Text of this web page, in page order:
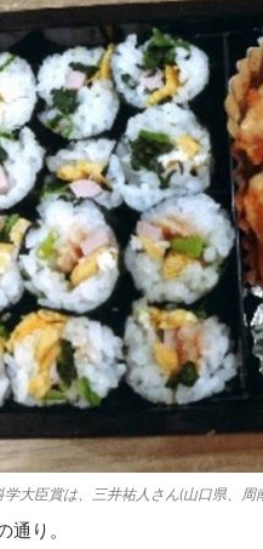
大臣賞は、三井祐人さん(山口県、周
り。